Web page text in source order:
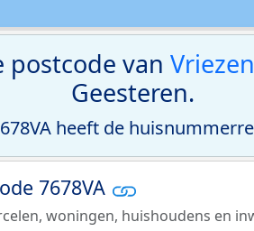
postcode van
Geesteren.
heeft de
7678VA
woningen, huishoudens en